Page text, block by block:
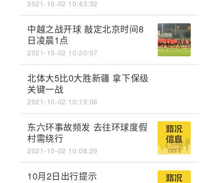
2021-10-02 10:43:32
中越之战开球 敲定北京时间8
日凌晨1点
2021-10-02 10:20:07
北体大5比0大胜新疆 拿下保级
关键一战
2021-10-02 10:19:06
东六环事故频发 去往环球度假
村需绕行
2021-10-02 10:08:29
10月2日出行提示